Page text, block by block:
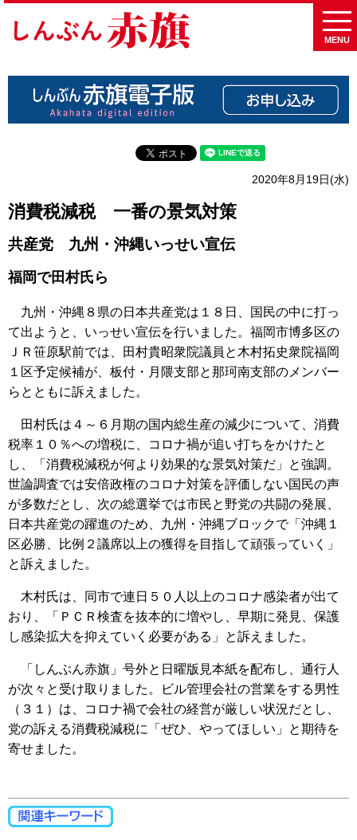
MENU
2020年8月19日(水)
消費税減税 一番の景気対策
共産党 九州・沖縄いっせい宣伝
福岡で田村氏ら
九州・沖縄８県の日本共産党は１８日、国民の中に打っ
て出ようと、いっせい宣伝を行いました。福岡市博多区の
ＪＲ笹原駅前では、田村貴昭衆院議員と木村拓史衆院福岡
１区予定候補が、板付・月隈支部と那珂南支部のメンバー
らとともに訴えました。
田村氏は４～６月期の国内総生産の減少について、消費
税率１０％への増税に、コロナ禍が追い打ちをかけたと
し、「消費税減税が何より効果的な景気対策だ」と強調。
世論調査では安倍政権のコロナ対策を評価しない国民の声
が多数だとし、次の総選挙では市民と野党の共闘の発展、
日本共産党の躍進のため、九州・沖縄ブロックで「沖縄１
区必勝、比例２議席以上の獲得を目指して頑張っていく」
と訴えました。
木村氏は、同市で連日５０人以上のコロナ感染者が出て
おり、「ＰＣＲ検査を抜本的に増やし、早期に発見、保護
し感染拡大を抑えていく必要がある」と訴えました。
「しんぶん赤旗」号外と日曜版見本紙を配布し、通行人
が次々と受け取りました。ビル管理会社の営業をする男性
（３１）は、コロナ禍で会社の経営が厳しい状況だとし、
党の訴える消費税減税に「ぜひ、やってほしい」と期待を
寄せました。